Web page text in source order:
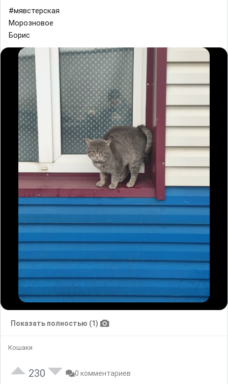
#мявстерская
Морозновое
Борис
Показать полностью (1)
Кошаки
230 0 комментариев